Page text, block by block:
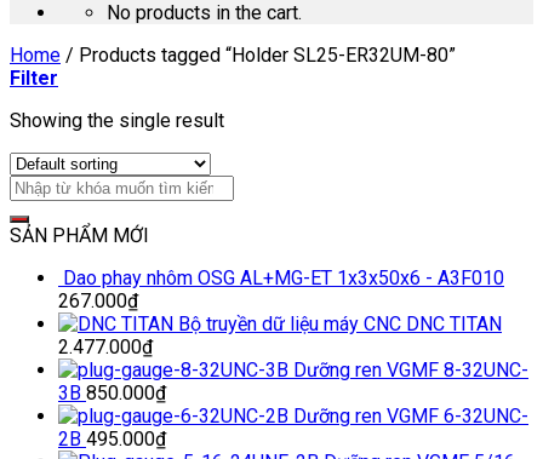
No products in the cart.
Home / Products tagged “Holder SL25-ER32UM-80”
Filter
Showing the single result
SẢN PHẨM MỚI
Dao phay nhôm OSG AL+MG-ET 1x3x50x6 - A3F010
267.000₫
Bộ truyền dữ liệu máy CNC DNC TITAN
2.477.000₫
Dưỡng ren VGMF 8-32UNC-
3B 850.000₫
Dưỡng ren VGMF 6-32UNC-
2B 495.000₫